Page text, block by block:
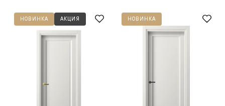
НОВИНКА АКЦИЯ НОВИНКА